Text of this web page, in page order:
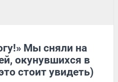
Мы сняли на
окунувшихся в
стоит увидеть)